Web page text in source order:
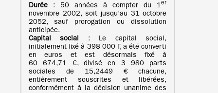
Durée : 50 années à compter du 1er
novembre 2002, soit jusqu’au 31 octobre
2052, sauf prorogation ou dissolution
anticipée.
Capital social : Le capital social,
initialement fixé à 398 000 F, a été converti
en euros et est désormais fixé à
60 674,71 €, divisé en 3 980 parts
sociales de 15,2449 € chacune,
entièrement souscrites et libérées,
conformément à la décision unanime des